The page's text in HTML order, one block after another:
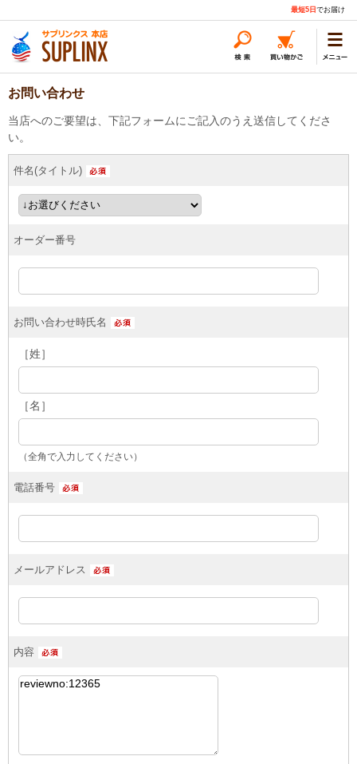
最短5日 でお届け
お問い合わせ
当店へのご要望は、下記フォームにご記入のうえ送信してくださ
い。
件名(タイトル)
オーダー番号
お問い合わせ時氏名
［姓］
［名］
（全角で入力してください）
電話番号
メールアドレス
内容